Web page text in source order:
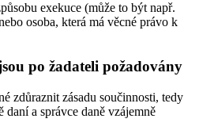
exekuce (může to být např.
osoba, která má věcné právo k
po žadateli požadovány
zdůraznit zásadu součinnosti, tedy
daní a správce daně vzájemně